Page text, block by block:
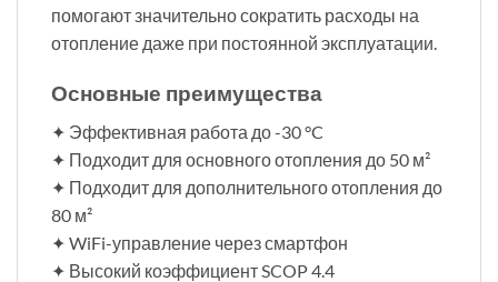
помогают значительно сократить расходы на
отопление даже при постоянной эксплуатации.
Основные преимущества
✦ Эффективная работа до -30 °C
✦ Подходит для основного отопления до 50 м²
✦ Подходит для дополнительного отопления до
80 м²
✦ WiFi-управление через смартфон
✦ Высокий коэффициент SCOP 4.4